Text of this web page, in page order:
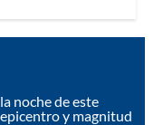
noche de este
y magnitud